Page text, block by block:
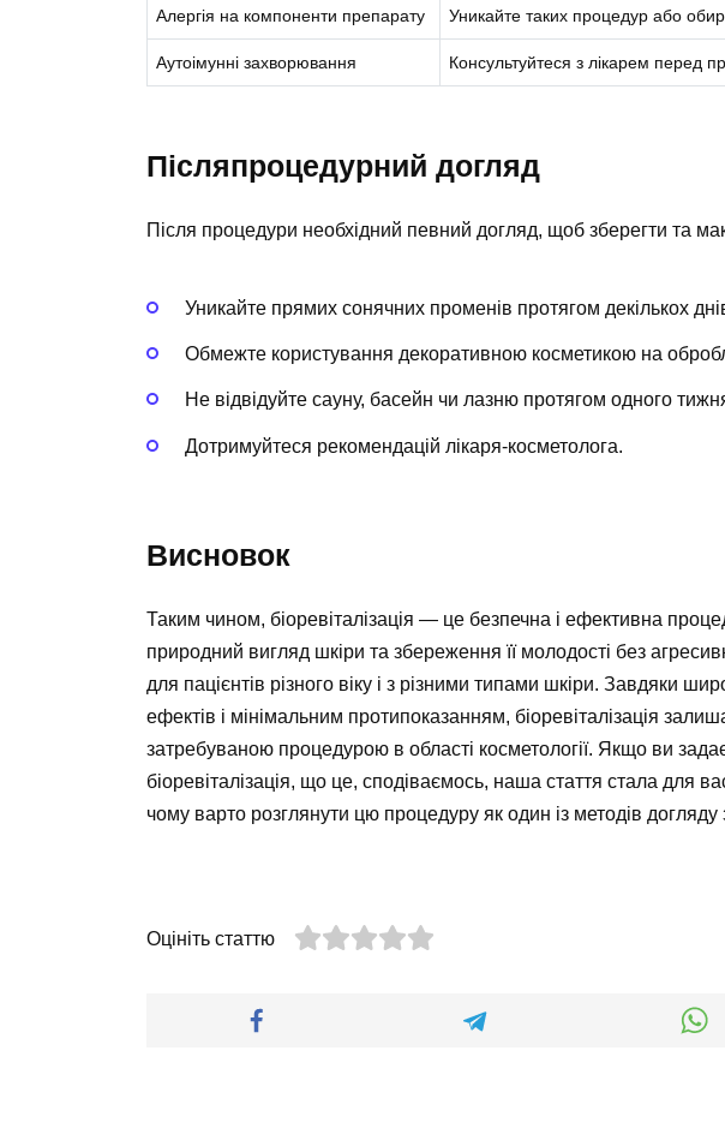
Алергія на компоненти препарату Уникайте таких процедур або
Аутоімунні захворювання Консультуйтеся з лікарем перед
Післяпроцедурний догляд
Після процедури необхідний певний догляд, щоб зберегти та
Уникайте прямих сонячних променів протягом декількох
Обмежте користування декоративною косметикою на
Не відвідуйте сауну, басейн чи лазню протягом одного
Дотримуйтеся рекомендацій лікаря-косметолога.
Висновок
Таким чином, біоревіталізація — це безпечна і ефективна
природний вигляд шкіри та збереження її молодості без
для пацієнтів різного віку і з різними типами шкіри. Завдяки
ефектів і мінімальним протипоказанням, біоревіталізація
затребуваною процедурою в області косметології. Якщо ви
біоревіталізація, що це, сподіваємось, наша стаття стала для
чому варто розглянути цю процедуру як один із методів догляду
Оцініть статтю